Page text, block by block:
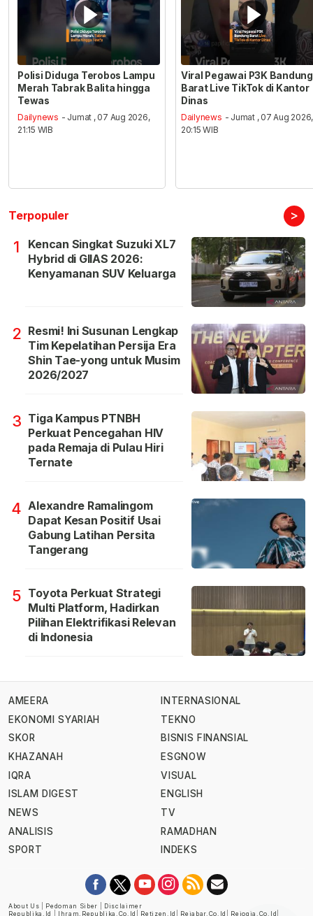
Polisi Diduga Terobos Lampu
Merah Tabrak Balita hingga
Tewas
Dailynews - Jumat , 07 Aug 2026,
21:15 WIB
Viral Pegawai P3K Bandung
Barat Live TikTok di Kantor
Dinas
Dailynews - Jumat , 07 Aug 2026,
20:15 WIB
Terpopuler >
1
Kencan Singkat Suzuki XL7
Hybrid di GIIAS 2026:
Kenyamanan SUV Keluarga
2 Resmi! Ini Susunan Lengkap
Tim Kepelatihan Persija Era
Shin Tae-yong untuk Musim
2026/2027
3 Tiga Kampus PTNBH
Perkuat Pencegahan HIV
pada Remaja di Pulau Hiri
Ternate
4 Alexandre Ramalingom
Dapat Kesan Positif Usai
Gabung Latihan Persita
Tangerang
5 Toyota Perkuat Strategi
Multi Platform, Hadirkan
Pilihan Elektrifikasi Relevan
di Indonesia
AMEERA
EKONOMI SYARIAH
SKOR
KHAZANAH
IQRA
ISLAM DIGEST
NEWS
ANALISIS
SPORT
INTERNASIONAL
TEKNO
BISNIS FINANSIAL
ESGNOW
VISUAL
ENGLISH
TV
RAMADHAN
INDEKS
About Us Pedoman Siber
Disclaimer
Republika.id
Ihram.republika.co.id Retizen.id Rejabar.co.id Rejogja.co.id